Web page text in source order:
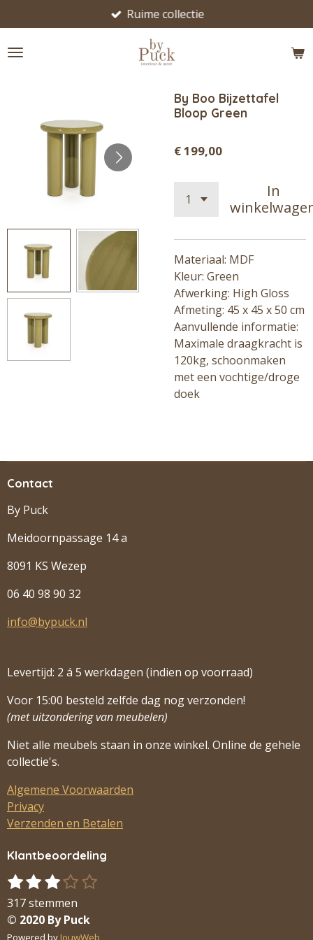
direct
naar
Ruime collectie
By Boo Bijzettafel
Bloop Green
€ 199,00
In
Materiaal: MDF
Kleur: Green
Afwerking: High Gloss
Afmeting: 45 x 45 x 50 cm
Aanvullende informatie:
Maximale draagkracht is
120kg, schoonmaken
met een vochtige/droge
doek
Contact
By Puck
Meidoornpassage 14 a
8091 KS Wezep
06 40 98 90 32
info@bypuck.nl
Levertijd: 2 á 5 werkdagen (indien op voorraad)
Voor 15:00 besteld zelfde dag nog verzonden!
(met uitzondering van meubelen)
Niet alle meubels staan in onze winkel. Online de gehele
collectie's.
Algemene Voorwaarden
Privacy
Verzenden en Betalen
Klantbeoordeling
R
a
t
i
1
s
t
e
2
s
t
e
3
s
t
e
4
s
t
e
5
t
e
S
317 stemmen
© 2020 By Puck
Powered by JouwWeb